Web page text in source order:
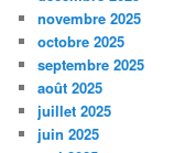
novembre 2025
octobre 2025
septembre 2025
août 2025
juillet 2025
juin 2025